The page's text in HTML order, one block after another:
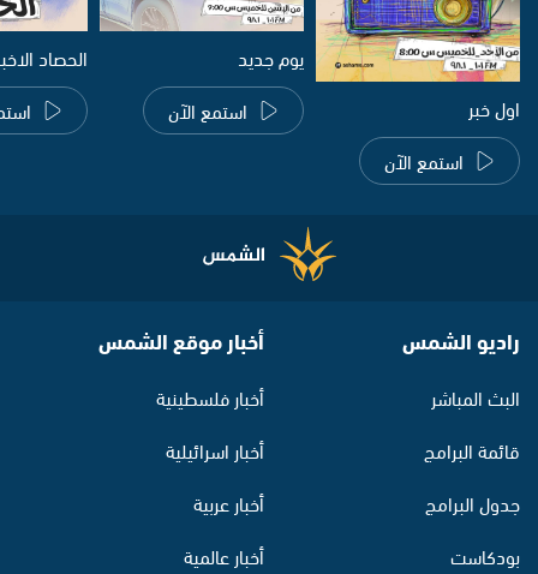
اول خبر
استمع الآن
يوم جديد
استمع الآن
الحصاد
راديو الشمس
البث المباشر
قائمة البرامج
جدول البرامج
بودكاست
أخبار موقع الشمس
أخبار فلسطينية
أخبار اسرائيلية
أخبار عربية
أخبار عالمية